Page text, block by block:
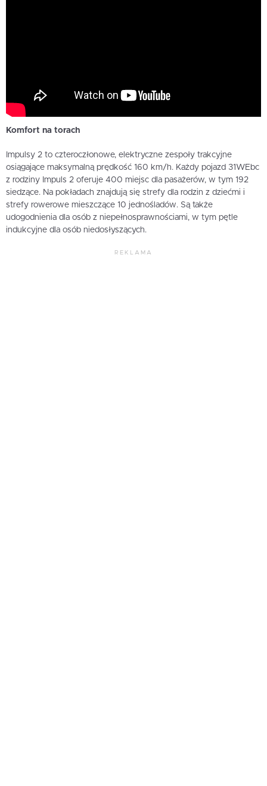
Komfort na torach
Impulsy 2 to czteroczłonowe, elektryczne zespoły trakcyjne
osiągające maksymalną prędkość 160 km/h. Każdy pojazd 31WEbc
z rodziny Impuls 2 oferuje 400 miejsc dla pasażerów, w tym 192
siedzące. Na pokładach znajdują się strefy dla rodzin z dziećmi i
strefy rowerowe mieszczące 10 jednośladów. Są także
udogodnienia dla osób z niepełnosprawnościami, w tym pętle
indukcyjne dla osób niedosłyszących.
REKLAMA